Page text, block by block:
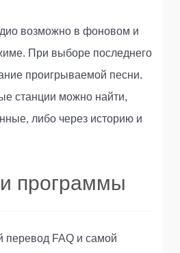
возможно в фоновом и
При выборе последнего
проигрываемой песни.
станции можно найти,
либо через историю и
программы
перевод FAQ и самой